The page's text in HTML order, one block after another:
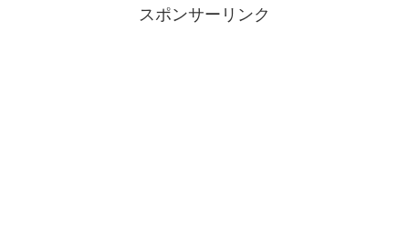
スポンサーリンク